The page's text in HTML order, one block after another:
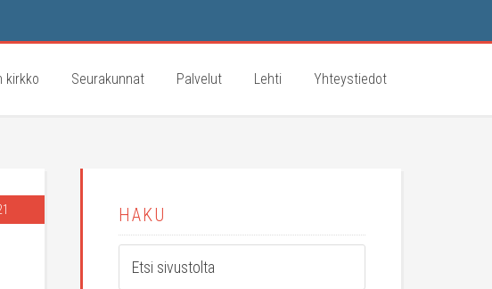
kirkko Seurakunnat Palvelut Lehti Yhteystiedot
HAKU